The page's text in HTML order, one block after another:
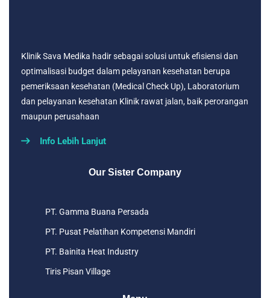
Klinik Sava Medika hadir sebagai solusi untuk efisiensi dan
optimalisasi budget dalam pelayanan kesehatan berupa
pemeriksaan kesehatan (Medical Check Up), Laboratorium
dan pelayanan kesehatan Klinik rawat jalan, baik perorangan
maupun perusahaan
Info Lebih Lanjut
Our Sister Company
PT. Gamma Buana Persada
PT. Pusat Pelatihan Kompetensi Mandiri
PT. Bainita Heat Industry
Tiris Pisan Village